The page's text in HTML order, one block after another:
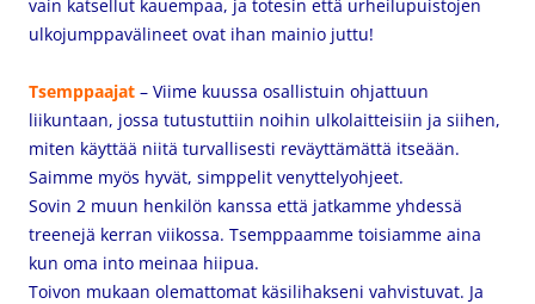
vain katsellut kauempaa, ja totesin että urheilupuistojen
ulkojumppavälineet ovat ihan mainio juttu!
Tsemppaajat – Viime kuussa osallistuin ohjattuun
liikuntaan, jossa tutustuttiin noihin ulkolaitteisiin ja siihen,
miten käyttää niitä turvallisesti reväyttämättä itseään.
Saimme myös hyvät, simppelit venyttelyohjeet.
Sovin 2 muun henkilön kanssa että jatkamme yhdessä
treenejä kerran viikossa. Tsemppaamme toisiamme aina
kun oma into meinaa hiipua.
Toivon mukaan olemattomat käsilihakseni vahvistuvat. Ja